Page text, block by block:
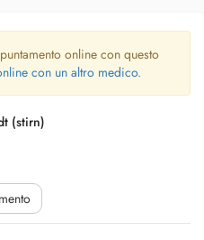
online con questo
con un altro medico.
(stirn)